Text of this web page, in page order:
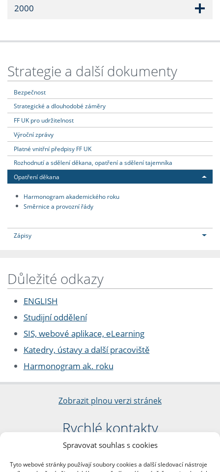
Spravovat souhlas s cookies
Tyto webové stránky používají soubory cookies a další sledovací nástroje
2000
Strategie a další dokumenty
Bezpečnost
Strategické a dlouhodobé záměry
FF UK pro udržitelnost
Výroční zprávy
Platné vnitřní předpisy FF UK
Rozhodnutí a sdělení děkana, opatření a sdělení tajemníka
Opatření děkana
Harmonogram akademického roku
Směrnice a provozní řády
Zápisy
Důležité odkazy
ENGLISH
Studijní oddělení
SIS, webové aplikace, eLearning
Katedry, ústavy a další pracoviště
Harmonogram ak. roku
Zobrazit plnou verzi stránek
Rychlé kontakty
Filozofická fakulta
nám. Jana Palacha 1/2